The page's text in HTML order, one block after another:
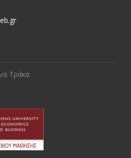
Τράκα